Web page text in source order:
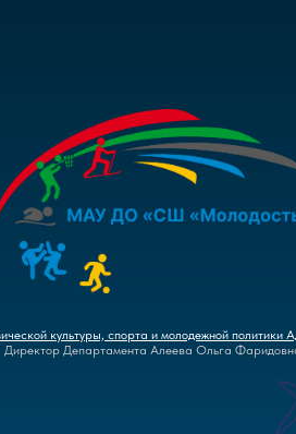
культуры, спорта и молодежной политики
Директор Департамента Алеева Ольга